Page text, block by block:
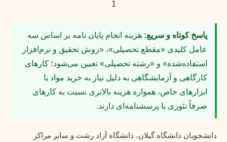
پاسخ کوتاه و سریع: هزینه انجام پایان نامه بر اساس سه
عامل کلیدی «مقطع تحصیلی»، «روش تحقیق و نرم‌افزار
استفاده‌شده» و «رشته تحصیلی» تعیین می‌شود؛ کارهای
کارگاهی و آزمایشگاهی به دلیل نیاز به خرید مواد یا
ابزارهای خاص، همواره هزینه بالاتری نسبت به کارهای
صرفاً تئوری یا پرسشنامه‌ای دارند.
دانشجویان دانشگاه گیلان، دانشگاه آزاد رشت و سایر مراکز